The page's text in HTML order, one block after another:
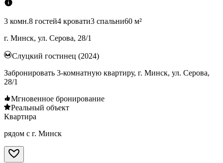
3 комн.8 гостей4 кровати3 спальни60 м²
г. Минск, ул. Серова, 28/1
Слуцкий гостинец (2024)
Забронировать 3-комнатную квартиру, г. Минск, ул. Серова,
28/1
Мгновенное бронирование
Реальный объект
Квартира
рядом с г. Минск